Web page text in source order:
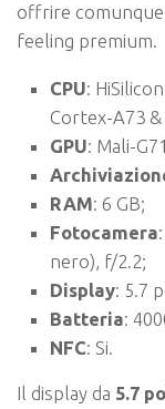
offrire
feeling premium.
CPU:
Cortex-A73 &
GPU: Mali-
RAM: 6 GB;
Fotocamera
nero), f/2.2;
Display: 5.7
Batteria:
NFC: Si.
Il display da 5.7